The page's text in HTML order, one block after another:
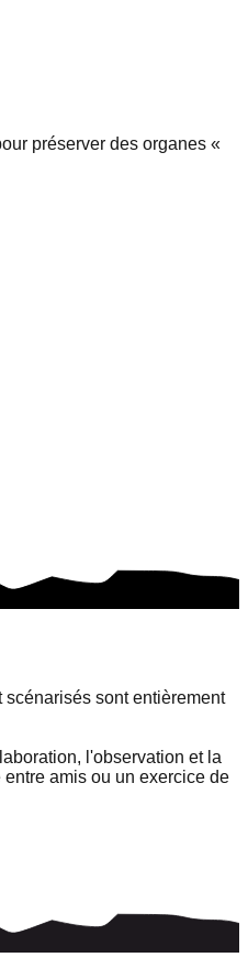
préserver des organes «
sont entièrement
l'observation et la
amis ou un exercice de